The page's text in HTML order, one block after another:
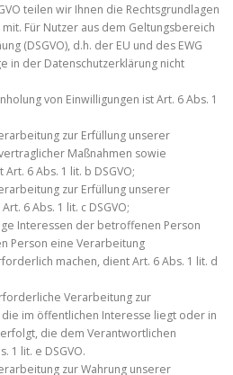
teilen wir Ihnen die Rechtsgrundlagen
Für Nutzer aus dem Geltungsbereich
(DSGVO), d.h. der EU und des EWG
in der Datenschutzerklärung nicht
von Einwilligungen ist Art. 6 Abs. 1
zur Erfüllung unserer
Maßnahmen sowie
6 Abs. 1 lit. b DSGVO;
zur Erfüllung unserer
6 Abs. 1 lit. c DSGVO;
Interessen der betroffenen Person
Person eine Verarbeitung
machen, dient Art. 6 Abs. 1 lit. d
Verarbeitung zur
im öffentlichen Interesse liegt oder in
die dem Verantwortlichen
1 lit. e DSGVO.
zur Wahrung unserer